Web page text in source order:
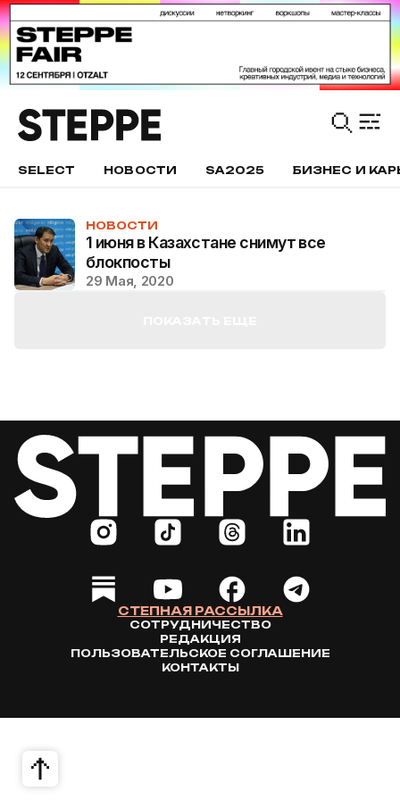
SELECT НОВОСТИ SA2025 БИЗНЕС И
НОВОСТИ
1 июня в Казахстане снимут все
блокпосты
29 Мая, 2020
СТЕПНАЯ РАССЫЛКА
СОТРУДНИЧЕСТВО
РЕДАКЦИЯ
ПОЛЬЗОВАТЕЛЬСКОЕ СОГЛАШЕНИЕ
КОНТАКТЫ